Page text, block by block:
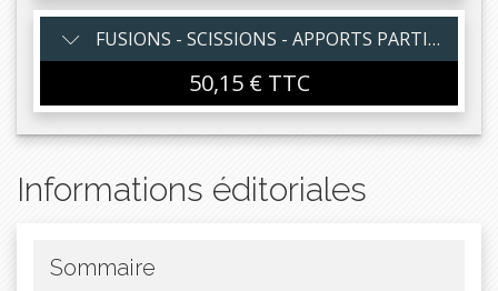
FUSIONS - SCISSIONS - APPORTS PARTIELS D'ACTIFS 2024-25 - Abonnement
50,15 € TTC
Informations éditoriales
Sommaire